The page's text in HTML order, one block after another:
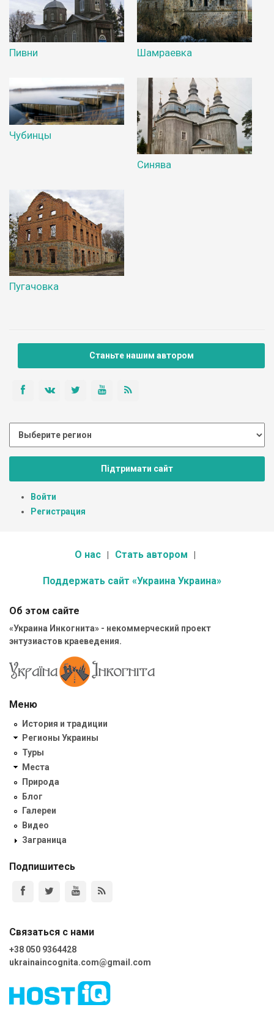
Пивни Шамраевка
Чубинцы
Синява
Пугачовка
Станьте нашим автором
Підтримати сайт
Войти
Регистрация
О нас Стать автором
Поддержать сайт «Украина Украина»
Об этом сайте
«Украина Инкогнита» - некоммерческий проект
энтузиастов краеведения.
Меню
История и традиции
Регионы Украины
Туры
Места
Природа
Блог
Галереи
Видео
Заграница
Подпишитесь
Связаться с нами
+38 050 9364428
ukrainaincognita.com@gmail.com